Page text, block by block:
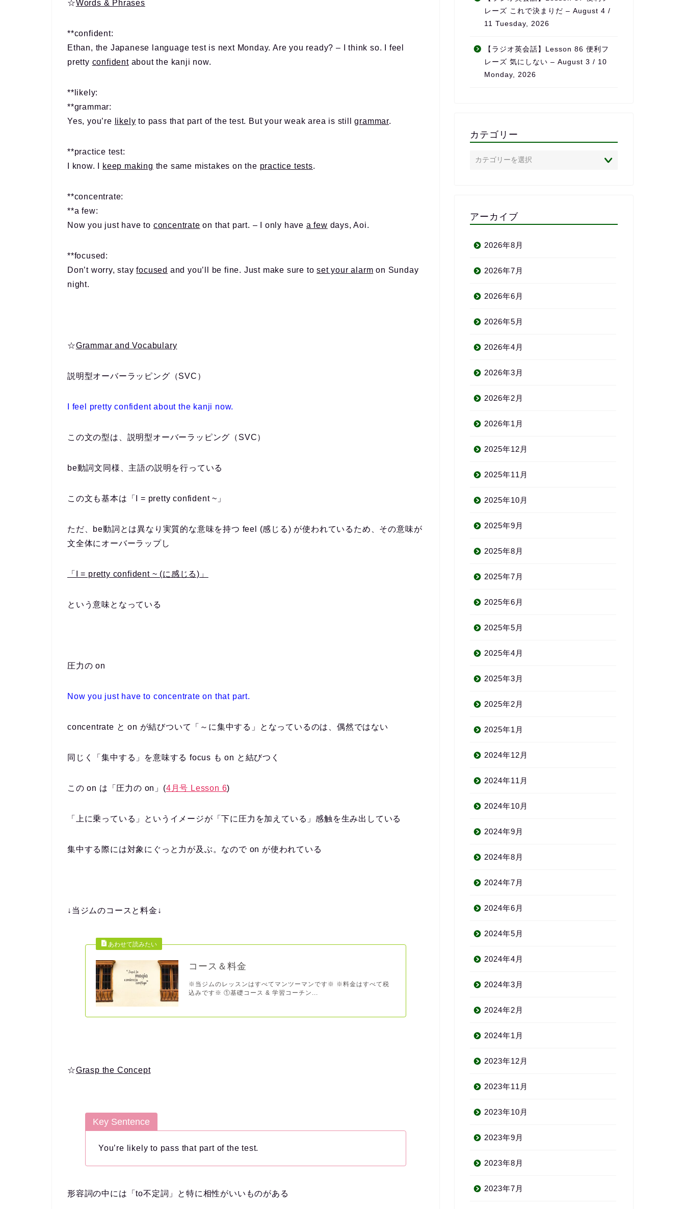
☆Words & Phrases
**confident:
Ethan, the Japanese language test is next Monday. Are you ready? – I think so. I feel
pretty confidentabout the kanji now.
**likely:
**grammar:
Yes, you’re
likely to pass that part of the test. But your weak area is stillgrammar.
**practice test:
I know. I
keep making the same mistakes on the practice tests.
**concentrate:
**a few:
Now you just have to concentrate on that part. – I only have a few days, Aoi.
**focused:
Don’t worry, stayfocused and you’ll be fine. Just make sure toset your alarm on Sunday
night.
☆Grammar and Vocabulary
説明型オーバーラッピング（SVC）
feel pretty confident about the kanji now.
この文の型は、説明型オーバーラッピング（SVC）
be動詞文同様、主語の説明を行っている
この文も基本は「I = pretty confident ~」
ただ、be動詞とは異なり実質的な意味を持つ feel (感じる) が使われているため、その意味が
文全体にオーバーラップし
「I = pretty confident ~ (に感じる)」
という意味となっている
圧力の on
Now you just have to concentrate on that part.
concentrate と on が結びついて「～に集中する」となっているのは、偶然ではない
同じく「集中する」を意味する focus も on と結びつく
この on は「圧力の on」(4月号 Lesson 6)
「上に乗っている」というイメージが「下に圧力を加えている」感触を生み出している
集中する際には対象にぐっと力が及ぶ。なので on が使われている
↓当ジムのコースと料金↓
コース＆料金
※当ジムのレッスンはすべてマンツーマンです※ ※料金はすべて税
込みです※ ①基礎コース & 学習コーチン...
☆Grasp the Concept
Key Sentence
You’re likely to pass that part of the test.
形容詞の中には「to不定詞」と特に相性がいいものがある
何より、先生の生徒に対する
「この先生のもとでなら頑張
れる」と思える環境です。本
気で英語力を伸ばしたい方に
は、心からおすすめしたいス
レーズ これで決まりだ – August 4 /
11 Tuesday, 2026
【ラジオ英会話】Lesson 86 便利フ
レーズ 気にしない – August 3 / 10
Monday, 2026
カテゴリー
アーカイブ
2026年8月
2026年7月
2026年6月
2026年5月
2026年4月
2026年3月
2026年2月
2026年1月
2025年12月
2025年11月
2025年10月
2025年9月
2025年8月
2025年7月
2025年6月
2025年5月
2025年4月
2025年3月
2025年2月
2025年1月
2024年12月
2024年11月
2024年10月
2024年9月
2024年8月
2024年7月
2024年6月
2024年5月
2024年4月
2024年3月
2024年2月
2024年1月
2023年12月
2023年11月
2023年10月
2023年9月
2023年8月
2023年7月